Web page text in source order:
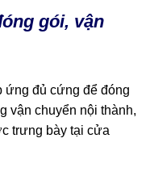
gói, vận
ứng đủ cứng để đóng
vận chuyển nội thành,
trưng bày tại cửa